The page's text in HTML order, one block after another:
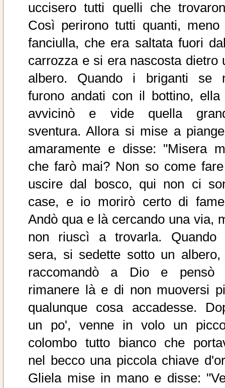
uccisero tutti quelli che
Così perirono tutti quanti, meno
fanciulla, che era saltata fuori
carrozza e si era nascosta dietro
albero. Quando i briganti se
furono andati con il bottino, ella
avvicinò e vide quella
sventura. Allora si mise a
amaramente e disse: "Misera
che farò mai? Non so come
uscire dal bosco, qui non ci
case, e io morirò certo di
Andò qua e là cercando una via,
non riuscì a trovarla. Quando
sera, si sedette sotto un albero,
raccomandò a Dio e pensò
rimanere là e di non muoversi
qualunque cosa accadesse.
un po', venne in volo un
colombo tutto bianco che
nel becco una piccola chiave
Gliela mise in mano e disse: